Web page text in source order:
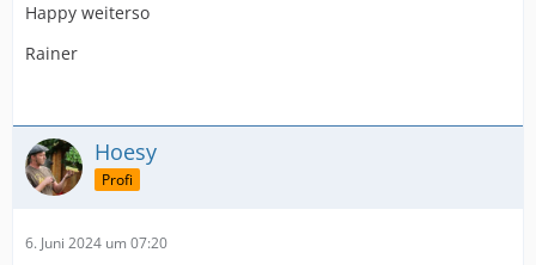
Happy weiterso
Rainer
Hoesy
Profi
6. Juni 2024 um 07:20